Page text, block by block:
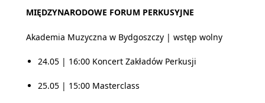
MIĘDZYNARODOWE FORUM PERKUSYJNE
Akademia Muzyczna w Bydgoszczy | wstęp wolny
24.05 | 16:00 Koncert Zakładów Perkusji
25.05 | 15:00 Masterclass